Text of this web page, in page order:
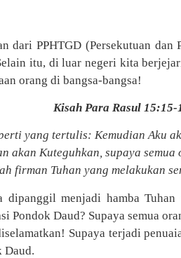
dari PPHTGD (Persekutuan
itu, di luar negeri kita
orang di bangsa-bangsa!
Kisah Para Rasul 15:15-
yang tertulis: Kemudian Aku
akan Kuteguhkan, supaya
firman Tuhan yang melakukan
dipanggil menjadi hamba
Pondok Daud? Supaya semua
Supaya terjadi
Daud.